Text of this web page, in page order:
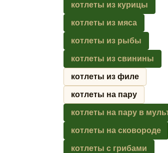
котлеты из курицы
котлеты из мяса
котлеты из рыбы
котлеты из свинины
котлеты из филе
котлеты на пару
котлеты на пару в
котлеты на сковороде
котлеты с грибами